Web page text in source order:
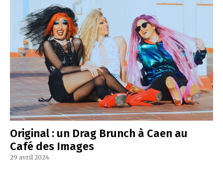
Original : un Drag Brunch à Caen au
Café des Images
29 avril 2024